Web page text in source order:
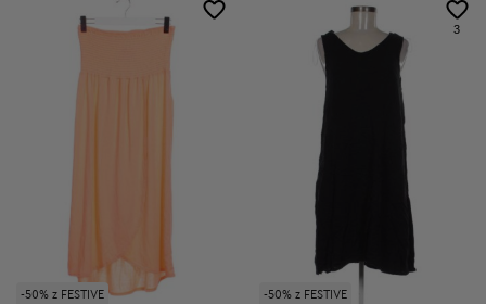
-50% z FESTIVE -50% z FESTIVE
3